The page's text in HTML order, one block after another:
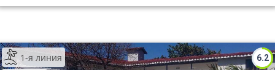
6.2
1-я линия